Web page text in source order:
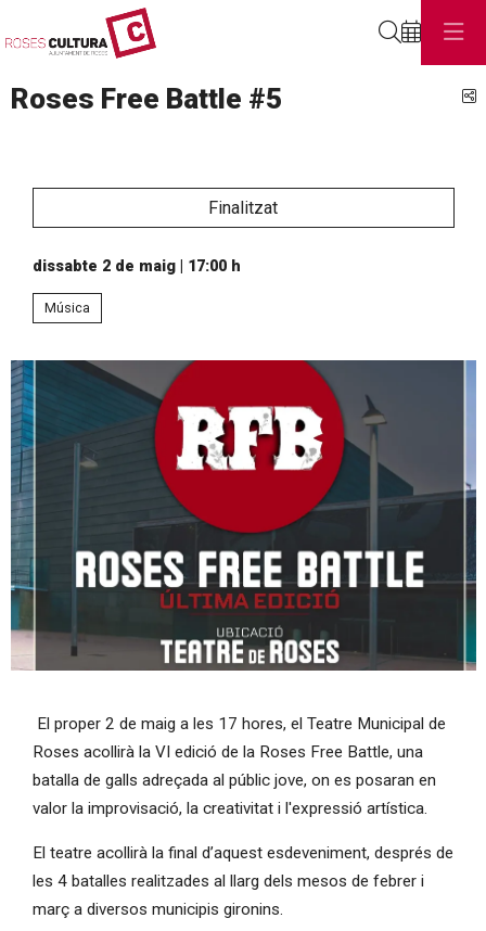
Roses Free Battle #5
Finalitzat
dissabte 2 de maig| 17:00 h
Música
El proper 2 de maig a les 17 hores, el Teatre Municipal de
Roses acollirà la VI edició de la Roses Free Battle, una
batalla de galls adreçada al públic jove, on es posaran en
valor la improvisació, la creativitat i l'expressió artística.
El teatre acollirà la final d’aquest esdeveniment, després de
les 4 batalles realitzades al llarg dels mesos de febrer i
març a diversos municipis gironins.